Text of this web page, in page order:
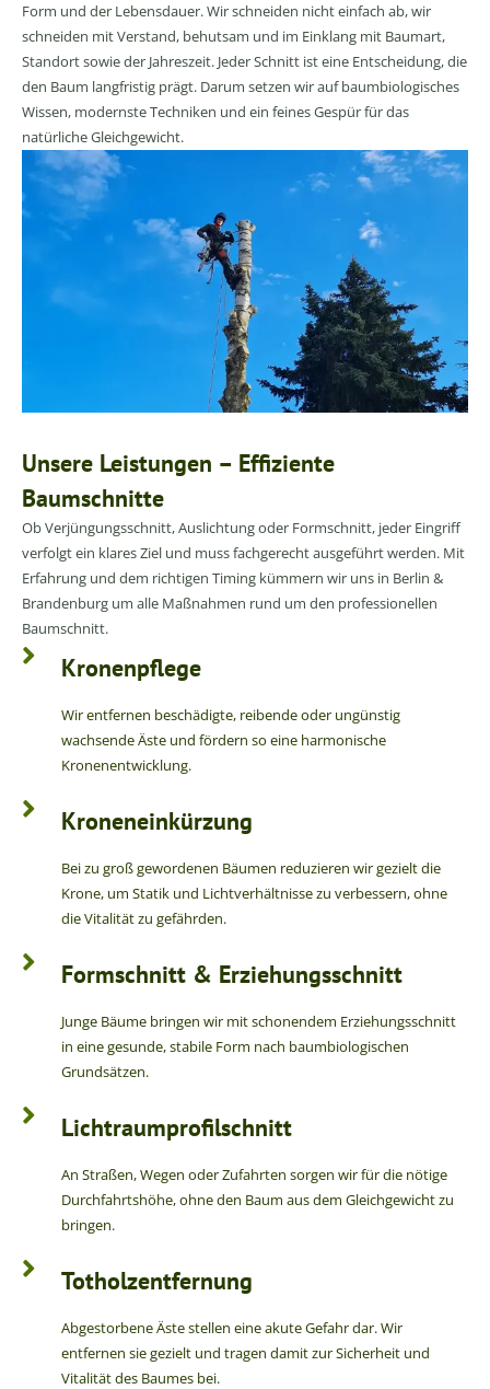
Form und der Lebensdauer. Wir schneiden nicht einfach ab, wir
schneiden mit Verstand, behutsam und im Einklang mit Baumart,
Standort sowie der Jahreszeit. Jeder Schnitt ist eine Entscheidung, die
den Baum langfristig prägt. Darum setzen wir auf baumbiologisches
Wissen, modernste Techniken und ein feines Gespür für das
natürliche Gleichgewicht.
Unsere Leistungen – Effiziente
Baumschnitte
Ob Verjüngungsschnitt, Auslichtung oder Formschnitt, jeder Eingriff
verfolgt ein klares Ziel und muss fachgerecht ausgeführt werden. Mit
Erfahrung und dem richtigen Timing kümmern wir uns in Berlin &
Brandenburg um alle Maßnahmen rund um den professionellen
Baumschnitt.
Kronenpflege
Wir entfernen beschädigte, reibende oder ungünstig
wachsende Äste und fördern so eine harmonische
Kronenentwicklung.
Kroneneinkürzung
Bei zu groß gewordenen Bäumen reduzieren wir gezielt die
Krone, um Statik und Lichtverhältnisse zu verbessern, ohne
die Vitalität zu gefährden.
Formschnitt & Erziehungsschnitt
Junge Bäume bringen wir mit schonendem Erziehungsschnitt
in eine gesunde, stabile Form nach baumbiologischen
Grundsätzen.
Lichtraumprofilschnitt
An Straßen, Wegen oder Zufahrten sorgen wir für die nötige
Durchfahrtshöhe, ohne den Baum aus dem Gleichgewicht zu
bringen.
Totholzentfernung
Abgestorbene Äste stellen eine akute Gefahr dar. Wir
entfernen sie gezielt und tragen damit zur Sicherheit und
Vitalität des Baumes bei.